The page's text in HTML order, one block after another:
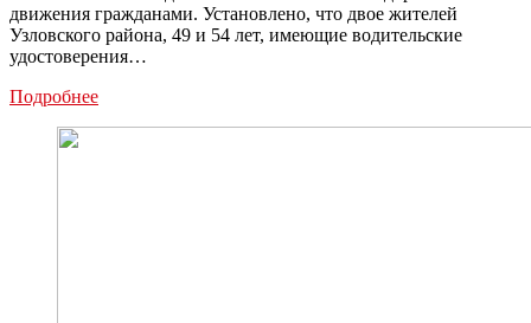
движения гражданами. Установлено, что двое жителей
Узловского района, 49 и 54 лет, имеющие водительские
удостоверения…
ПодробнееДвух